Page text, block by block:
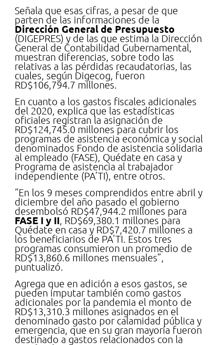
Señala que esas cifras, a pesar de que
parten de las informaciones de la
Dirección General de Presupuesto
(DIGEPRES) y de las que estima la Dirección
General de Contabilidad Gubernamental,
muestran diferencias, sobre todo las
relativas a las pérdidas recaudatorias, las
cuales, según Digecog, fueron
RD$106,794.7 millones.
En cuanto a los gastos fiscales adicionales
del 2020, explica que las estadísticas
oficiales registran la asignación de
RD$124,745.0 millones para cubrir los
programas de asistencia económica y social
denominados Fondo de asistencia solidaria
al empleado (FASE), Quédate en casa y
Programa de asistencia al trabajador
independiente (PA’TI), entre otros.
“En los 9 meses comprendidos entre abril y
diciembre del año pasado el gobierno
desembolsó RD$47,944.2 millones para
FASE I y II, RD$69,380.1 millones para
Quédate en casa y RD$7,420.7 millones a
los beneficiarios de PA’TI. Estos tres
programas consumieron un promedio de
RD$13,860.6 millones mensuales”,
puntualizó.
Agrega que en adición a esos gastos, se
pueden imputar también como gastos
adicionales por la pandemia el monto de
RD$13,310.3 millones asignados en el
denominado gasto por calamidad pública y
emergencia, que en su gran mayoría fueron
destinado a gastos relacionados con la